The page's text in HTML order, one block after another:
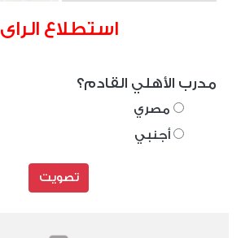
استطلاع الراى
مدرب الأهلي القادم؟
مصري
أجنبي
تصويت